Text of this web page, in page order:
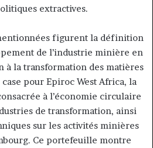
extractives.
figurent la définition
de l’industrie minière en
à la transformation des matières
pour Epiroc West Africa, la
à l’économie circulaire
de transformation, ainsi
sur les activités minières
Ce portefeuille montre